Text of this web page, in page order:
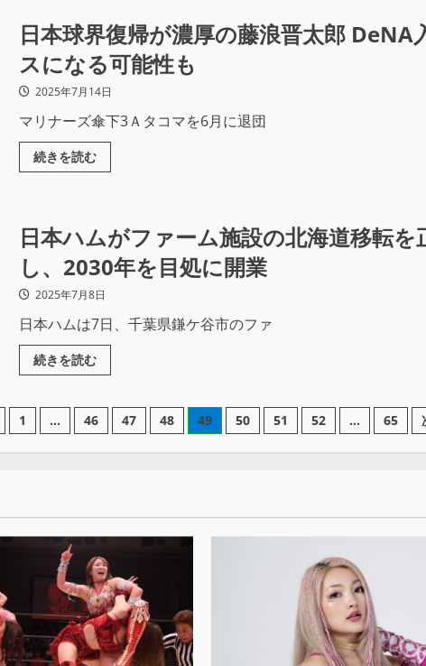
日本球界復帰が濃厚の藤浪晋太郎 DeNA
スになる可能性も
2025年7月14日
マリナーズ傘下3Ａタコマを6月に退団
続きを読む
日本ハムがファーム施設の北海道移転
し、2030年を目処に開業
2025年7月8日
日本ハムは7日、千葉県鎌ケ谷市のファ
続きを読む
1 … 46 47 48 49 50 51 52 … 65